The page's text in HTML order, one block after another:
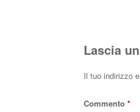
Lascia
Il tuo indirizzo
Commento *